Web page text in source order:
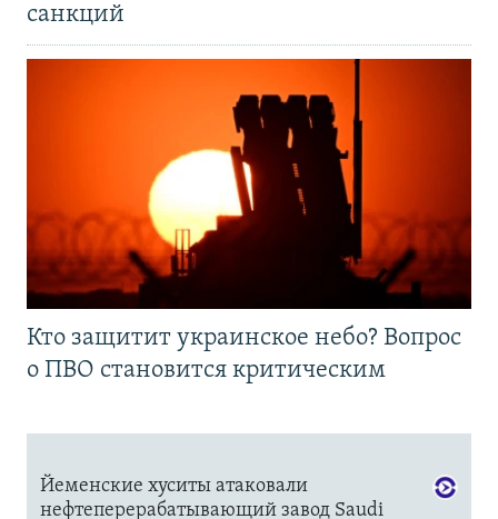
санкций
Кто защитит украинское небо? Вопрос
о ПВО становится критическим